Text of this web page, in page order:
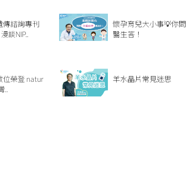
傳諮詢專刊
談NIP..
懷孕育兒大小事💡你問
醫生答！
位榮登 natur
..
羊水晶片常見迷思